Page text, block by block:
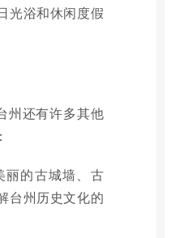
光浴和休闲度假
州还有许多其他
丽的古城墙、古
台州历史文化的